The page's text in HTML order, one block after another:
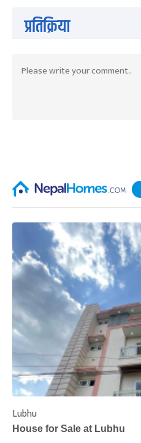
प्रतिक्रिया
Lubhu
House for Sale at Lubhu